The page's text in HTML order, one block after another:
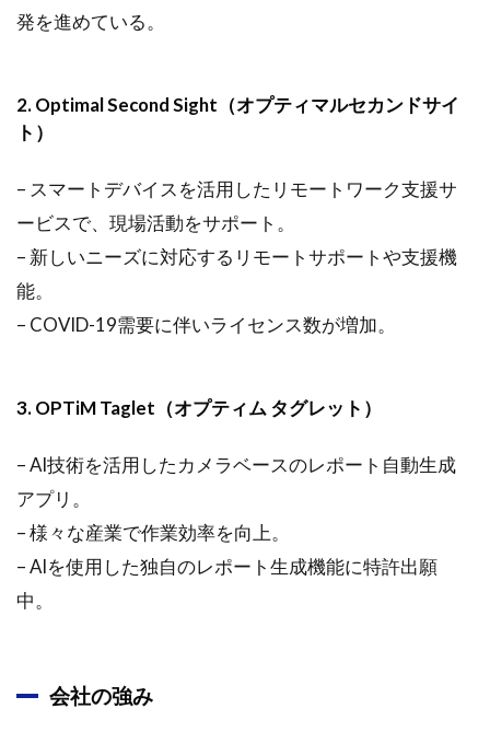
発を進めている。
2. Optimal Second Sight（オプティマルセカンドサイ
ト）
– スマートデバイスを活用したリモートワーク支援サ
ービスで、現場活動をサポート。
– 新しいニーズに対応するリモートサポートや支援機
能。
– COVID-19需要に伴いライセンス数が増加。
3. OPTiM Taglet（オプティム タグレット）
– AI技術を活用したカメラベースのレポート自動生成
アプリ。
– 様々な産業で作業効率を向上。
– AIを使用した独自のレポート生成機能に特許出願
中。
会社の強み